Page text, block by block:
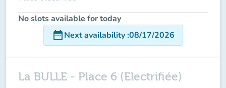
No slots available for today
date_rangeNext availability:08/17/2026
La BULLE - Place 6 (Electrifiée)